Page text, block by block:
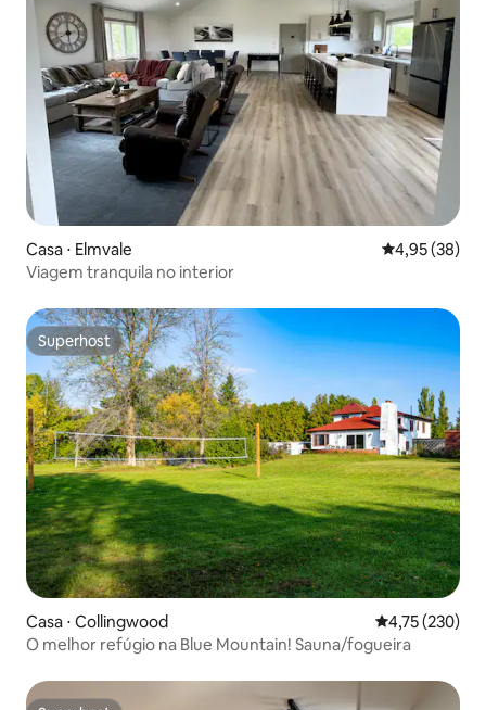
Casa ⋅ Elmvale 4,95 de uma
4,95 (38)
Viagem tranquila no interior
Superhost
Superhost
Casa ⋅ Collingwood 4,75 de uma
4,75 (230)
O melhor refúgio na Blue Mountain! Sauna/fogueira